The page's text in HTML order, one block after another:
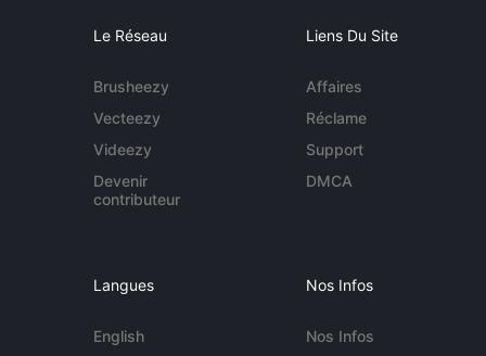
Le Réseau
Brusheezy
Vecteezy
Videezy
Devenir
contributeur
Liens Du Site
Affaires
Réclame
Support
DMCA
Langues
English
Nos Infos
Nos Infos